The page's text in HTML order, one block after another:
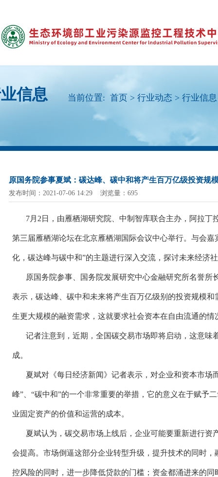
信息 当前位置: 首页 > 行业动态 > 行业信息
原国务院参事夏斌：碳达峰、碳中和将产生百万亿级投资规
发布时间：2021-07-06 14:29 浏览量：695
7月2日，由雁栖湖研究院、中制智库联合主办，阿拉丁
第三届雁栖湖论坛在北京雁栖湖国际会议中心举行。与会
化，碳达峰与碳中和”的主题进行深入交流，探讨未来经济
原国务院参事、国务院发展研究中心金融研究所名誉所
表示，碳达峰、碳中和未来将产生百万亿级别的投资规模
生更大规模的融资需求，这就要求社会资本在自由流通的
记者注意到，近期，全国碳交易市场即将启动，这意味
成。
夏斌对《每日经济新闻》记者表示，对企业和资本市场
峰”、“碳中和”的一个非常重要的举措，它的意义在于赋予
业固定资产的价值和运营的成本。
夏斌认为，碳交易市场上线后，企业可能要重新进行资
会提高。市场倒逼这部分企业转型升级，提升技术的同时，
控风险的同时，进一步降低贷款的门槛；资金都涌进来的